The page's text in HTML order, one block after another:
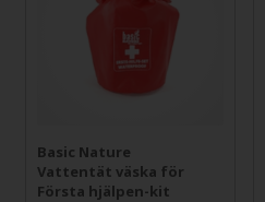
Basic Nature
Vattentät väska för
Första hjälpen-kit